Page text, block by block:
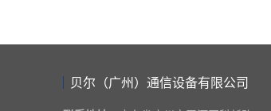
贝尔（广州）通信设备有限公司